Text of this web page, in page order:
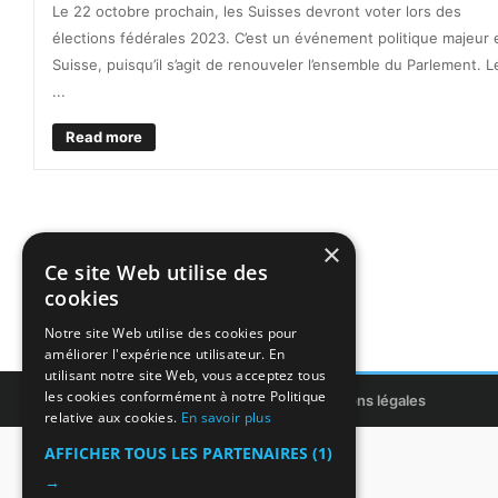
Le 22 octobre prochain, les Suisses devront voter lors des
élections fédérales 2023. C’est un événement politique majeur
Suisse, puisqu’il s’agit de renouveler l’ensemble du Parlement.
...
Read more
Copyright © 2011-2026 ITIntegrans Mentions légales
×
Ce site Web utilise des
cookies
Notre site Web utilise des cookies pour
améliorer l'expérience utilisateur. En
utilisant notre site Web, vous acceptez tous
les cookies conformément à notre Politique
relative aux cookies. En savoir plus
AFFICHER TOUS LES PARTENAIRES (1)
→